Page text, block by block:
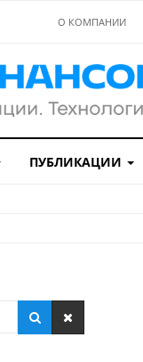
О КОМПАНИИ
ПУБЛИКАЦИИ